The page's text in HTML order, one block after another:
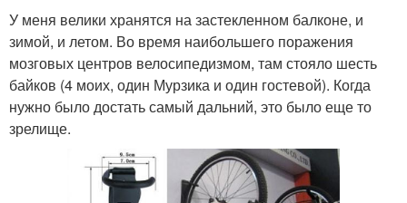
У меня велики хранятся на застекленном балконе, и
зимой, и летом. Во время наибольшего поражения
мозговых центров велосипедизмом, там стояло шесть
байков (4 моих, один Мурзика и один гостевой). Когда
нужно было достать самый дальний, это было еще то
зрелище.